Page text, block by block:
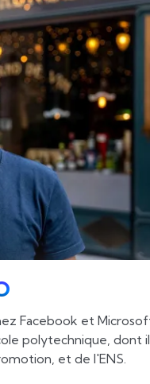
polytechnique, dont il
et de l'ENS.